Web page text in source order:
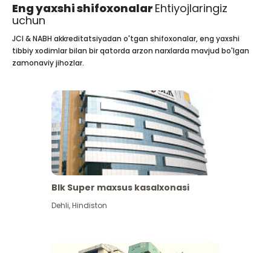
Eng yaxshi shifoxonalar Ehtiyojlaringiz
uchun
JCI & NABH akkreditatsiyadan o'tgan shifoxonalar, eng yaxshi
tibbiy xodimlar bilan bir qatorda arzon narxlarda mavjud bo'lgan
zamonaviy jihozlar.
Blk Super maxsus kasalxonasi
Dehli,Hindiston